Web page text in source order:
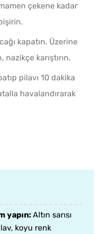
çekene kadar
kapatın. Üzerine
nazikçe karıştırın.
pilavı 10 dakika
havalandırarak
yapın: Altın sarısı
koyu renk